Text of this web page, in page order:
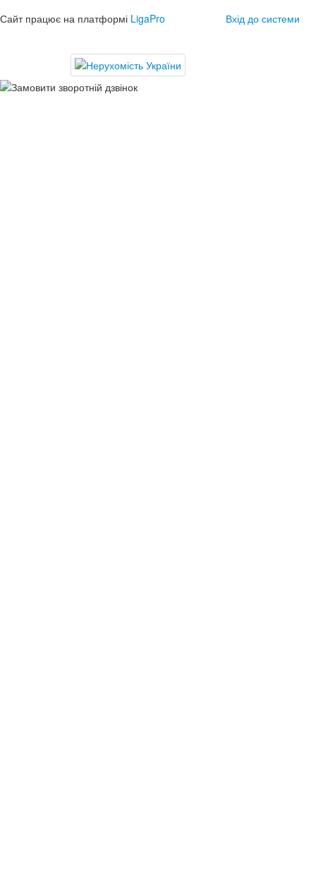
Сайт працює на платформі LigaPro Вхід до системи